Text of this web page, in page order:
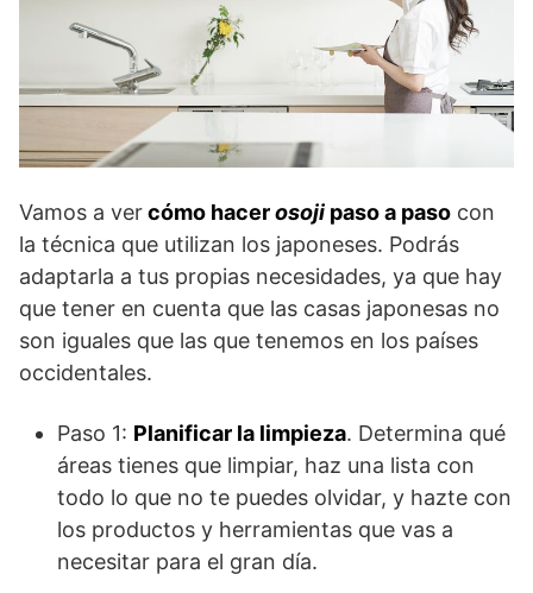
Vamos a vercómo hacerosoji paso a paso con
la técnica que utilizan los japoneses. Podrás
adaptarla a tus propias necesidades, ya que hay
que tener en cuenta que las casas japonesas no
son iguales que las que tenemos en los países
occidentales.
Paso 1: Planificar la limpieza. Determina qué
áreas tienes que limpiar, haz una lista con
todo lo que no te puedes olvidar, y hazte con
los productos y herramientas que vas a
necesitar para el gran día.